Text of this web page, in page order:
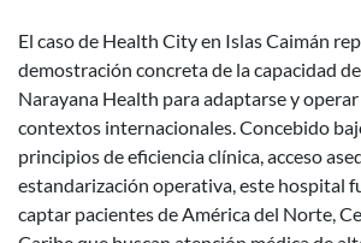
El caso de Health City en Islas Caimán
demostración concreta de la capacidad
Narayana Health para adaptarse y
contextos internacionales. Concebido
principios de eficiencia clínica, acceso
estandarización operativa, este hospital
captar pacientes de América del Norte,